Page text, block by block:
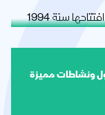
ونشاطات مميزة